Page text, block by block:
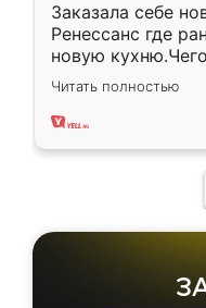
Заказала себе
Ренессанс где
новую
вполне
два года,
Читать полностью